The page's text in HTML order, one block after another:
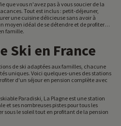
que vous n'avez pas à vous soucier de la
Tout est inclus : petit-déjeuner,
une cuisine délicieuse sans avoir à
moyen idéal de se détendre et de profiter
famille.
Ski en France
de ski adaptées aux familles, chacune
uniques. Voici quelques-unes des stations
d'un séjour en pension complète avec
Paradiski, La Plagne est une station
et ses nombreuses pistes pour tous les
sous le soleil tout en profitant de la pension